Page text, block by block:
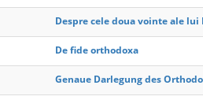
Despre cele doua vointe ale lui
De fide orthodoxa
Genaue Darlegung des